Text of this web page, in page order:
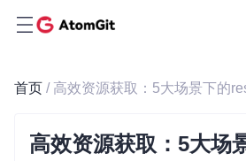
首页
高效资源获取：5大场